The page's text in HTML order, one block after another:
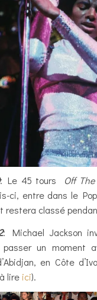
: Le 45 tours
Off
ci, entre dans le
restera classé
: Michael Jackson
passer un moment
en Côte
lire ici).